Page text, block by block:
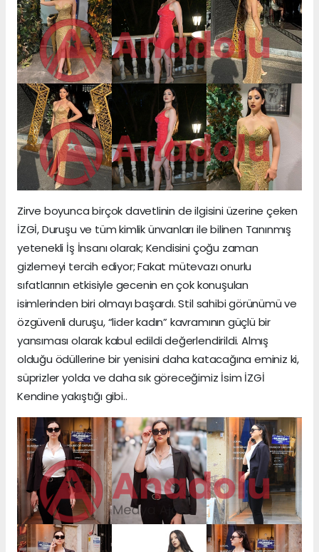
Zirve boyunca birçok davetlinin de ilgisini üzerine çeken
İZGİ, Duruşu ve tüm kimlik ünvanları ile bilinen Tanınmış
yetenekli İş İnsanı olarak; Kendisini çoğu zaman
gizlemeyi tercih ediyor; Fakat mütevazı onurlu
sıfatlarının etkisiyle gecenin en çok konuşulan
isimlerinden biri olmayı başardı. Stil sahibi görünümü ve
özgüvenli duruşu, “lider kadın” kavramının güçlü bir
yansıması olarak kabul edildi değerlendirildi. Almış
olduğu ödüllerine bir yenisini daha katacağına eminiz ki,
süprizler yolda ve daha sık göreceğimiz İsim İZGİ
Kendine yakıştığı gibi..